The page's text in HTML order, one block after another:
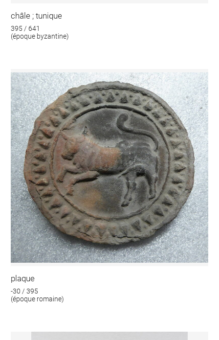
châle ; tunique
395 / 641
(époque byzantine)
plaque
-30 / 395
(époque romaine)